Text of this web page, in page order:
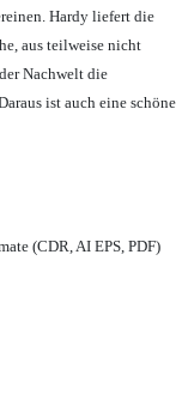
Hardy liefert die
aus teilweise nicht
Nachwelt die
ist auch eine schöne
(CDR, AI EPS, PDF)